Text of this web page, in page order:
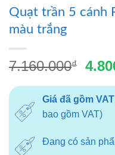
Quạt trần 5 cánh
màu trắng
7.160.000₫
Giá
là:
Giá đã gồm VAT
bao gồm VAT)
Đang có sản